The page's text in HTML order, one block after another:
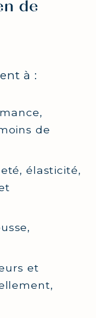
de
à :
de
élasticité,
et